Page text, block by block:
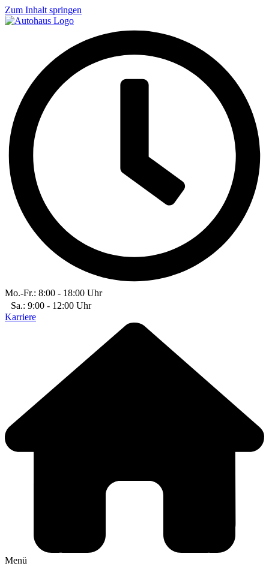
Zum Inhalt springen
Mo.-Fr.: 8:00 - 18:00 Uhr
Sa.: 9:00 - 12:00 Uhr
Karriere
Menü